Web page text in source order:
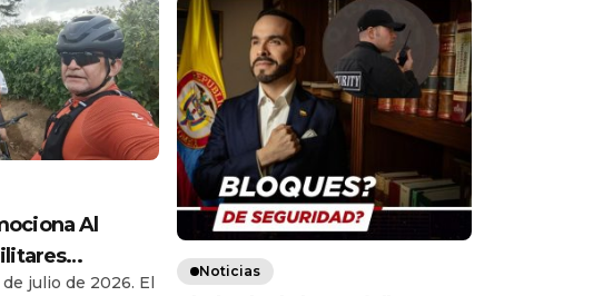
Al
Asesinados
de julio de 2026. El
Noticias